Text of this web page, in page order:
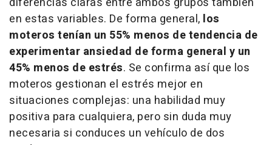
en estas variables. De forma general, los
moteros tenían un 55% menos de tendencia de
experimentar ansiedad de forma general y un
45% menos de estrés. Se confirma así que los
moteros gestionan el estrés mejor en
situaciones complejas: una habilidad muy
positiva para cualquiera, pero sin duda muy
necesaria si conduces un vehículo de dos